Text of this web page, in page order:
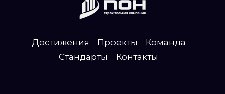
Достижения Проекты
Команда
Стандарты
Контакты